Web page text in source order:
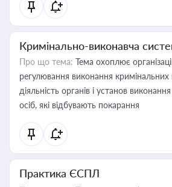
Кримінально-виконавча
Про що тема: Тема охоплює
регулювання виконання кримінальних
діяльність органів і установ
осіб, які відбувають покарання
Практика ЄСПЛ